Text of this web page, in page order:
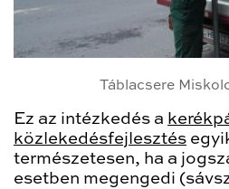
Táblacsere
Ez az intézkedés a
közlekedésfejlesztés
természetesen, ha a
esetben megengedi